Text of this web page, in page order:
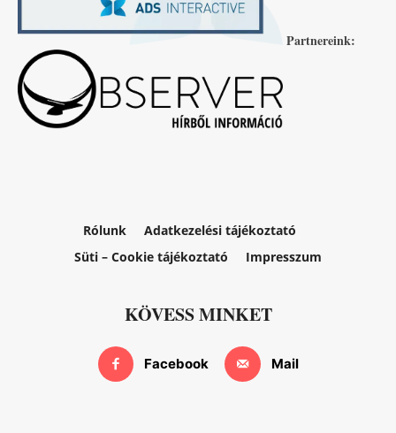
Partnereink:
Rólunk
Adatkezelési tájékoztató
Süti – Cookie tájékoztató
Impresszum
KÖVESS MINKET
Facebook Mail